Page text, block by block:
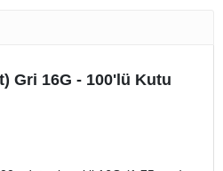
Gri 16G - 100'lü Kutu